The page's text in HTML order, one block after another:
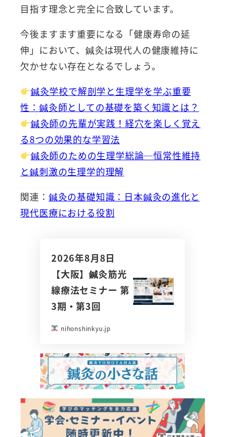
目指す理念と完全に合致しています。
今後ますます重要になる「健康寿命の延
伸」において、鍼灸は現代人の健康維持に
欠かせない存在となるでしょう。
鍼灸学校で解剖学と生理学を学ぶ重要
性：鍼灸師としての基礎を築く知識とは？
鍼灸師の先輩が実践！経穴を楽しく覚え
る8つの効果的な学習法
鍼灸師のための生理学総論─恒常性維持
と鍼刺激の生理学的理解
関連： 鍼灸の基礎知識：日本鍼灸の進化と
現代医療における役割
2026年8月8日
【大阪】鍼灸筋光
線療法セミナー 第
3期・第3回
nihonshinkyu.jp